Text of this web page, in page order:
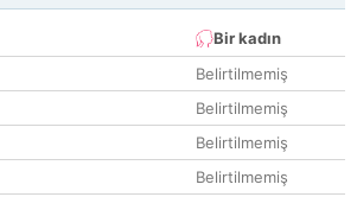
Bir kadın
Belirtilmemiş
Belirtilmemiş
Belirtilmemiş
Belirtilmemiş